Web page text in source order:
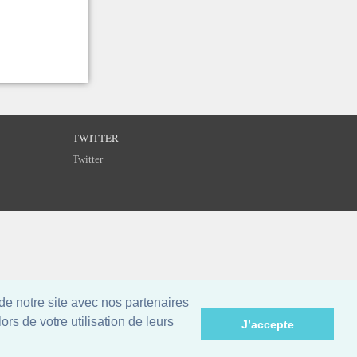
notre site avec nos partenaires
de votre utilisation de leurs
J’accepte
TWITTER
Twitter